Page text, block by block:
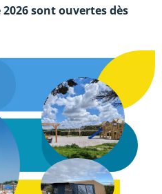
sont ouvertes dès